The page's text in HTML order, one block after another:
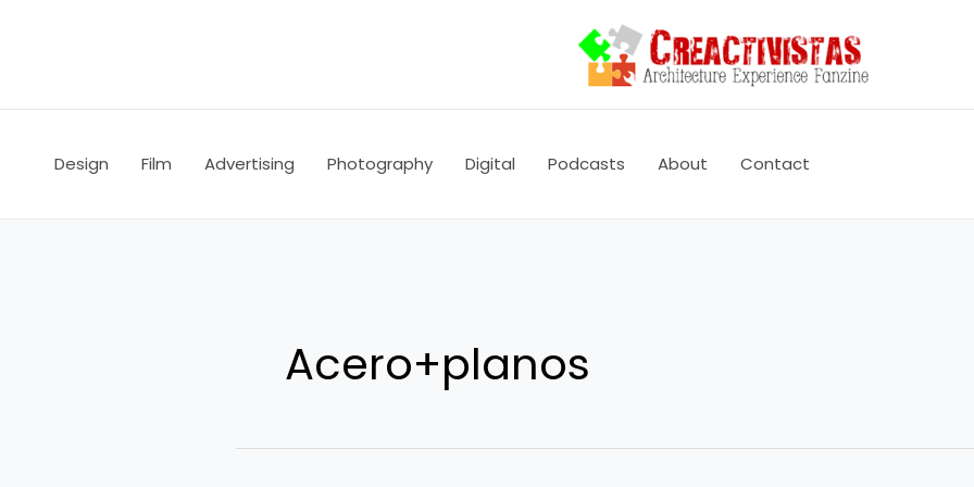
Design Film Advertising Photography Digital Podcasts About Contact
Acero+planos